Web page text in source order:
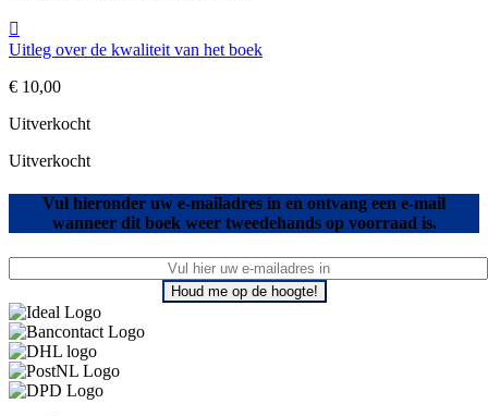
Uitleg over de kwaliteit van het boek
€ 10,00
Uitverkocht
Uitverkocht
Vul hieronder uw e-mailadres in en ontvang een e-mail
wanneer dit boek weer tweedehands op voorraad is.
Houd me op de hoogte!